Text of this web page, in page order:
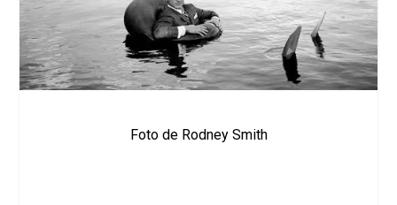
Foto de Rodney Smith